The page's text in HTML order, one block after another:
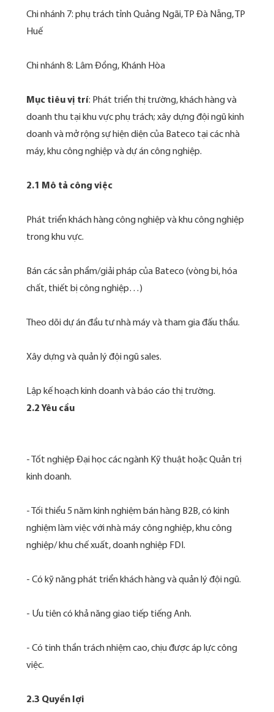
Chi nhánh 7: phụ trách tỉnh Quảng Ngãi, TP Đà Nẵng, TP
Huế
Chi nhánh 8: Lâm Đồng, Khánh Hòa
Mục tiêu vị trí: Phát triển thị trường, khách hàng và
doanh thu tại khu vực phụ trách; xây dựng đội ngũ kinh
doanh và mở rộng sự hiện diện của Bateco tại các nhà
máy, khu công nghiệp và dự án công nghiệp.
2.1 Mô tả công việc
Phát triển khách hàng công nghiệp và khu công nghiệp
trong khu vực.
Bán các sản phẩm/giải pháp của Bateco (vòng bi, hóa
chất, thiết bị công nghiệp…)
Theo dõi dự án đầu tư nhà máy và tham gia đấu thầu.
Xây dựng và quản lý đội ngũ sales.
2.2 Yêu cầu
- Tốt nghiệp Đại học các ngành Kỹ thuật hoặc Quản trị
kinh doanh.
- Tối thiểu 5 năm kinh nghiệm bán hàng B2B, có kinh
nghiệm làm việc với nhà máy công nghiệp, khu công
nghiệp/ khu chế xuất, doanh nghiệp FDI.
- Có kỹ năng phát triển khách hàng và quản lý đội ngũ.
- Ưu tiên có khả năng giao tiếp tiếng Anh.
- Có tinh thần trách nhiệm cao, chịu được áp lực công
việc.
2.3 Quyền lợi